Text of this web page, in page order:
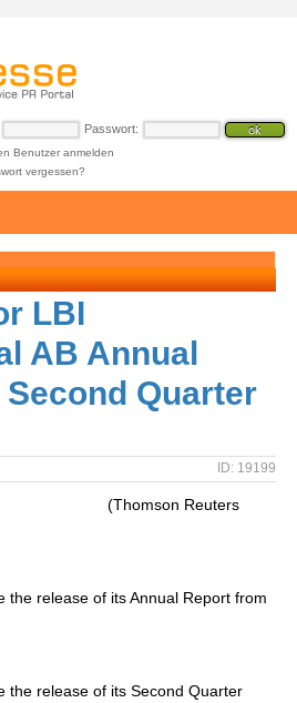
Passwort:
Benutzer anmelden
vergessen?
LBI
AB Annual
Quarter
ID: 19199
(Thomson Reuters
the release of its Annual Report from
the release of its Second Quarter